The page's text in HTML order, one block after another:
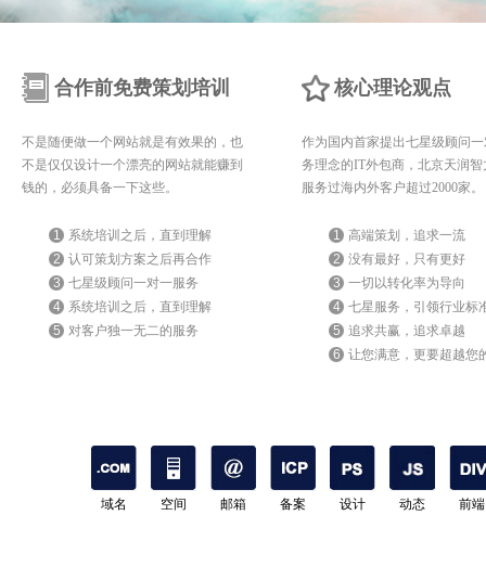
合作前免费策划培训
不是随便做一个网站就是有效果的，也
不是仅仅设计一个漂亮的网站就能赚到
钱的，必须具备一下这些。
1
系统培训之后，直到理解
2 认可策划方案之后再合作
3 七星级顾问一对一服务
4
系统培训之后，直到理解
5 对客户独一无二的服务
核心理论观点
作为国内首家提出七星级顾问
务理念的IT外包商，北京天润智
服务过海内外客户超过2000家。
1 高端策划，追求一流
2 没有最好，只有更好
3 一切以转化率为导向
4 七星服务，引领行业标
5 追求共赢，追求卓越
6 让您满意，更要超越您
域名 空间 邮箱 备案 设计 动态 前端